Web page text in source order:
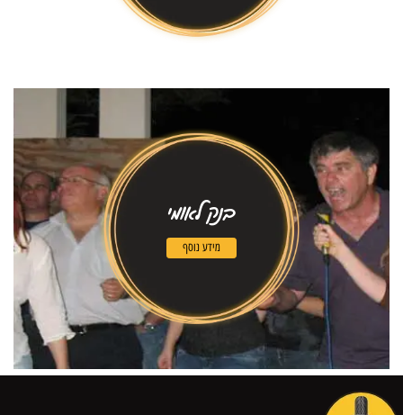
בנק לאומי
מידע נוסף